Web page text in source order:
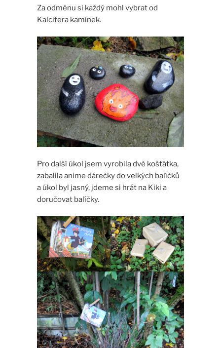
Za odměnu si každý mohl vybrat od
Kalcifera kamínek.
Pro další úkol jsem vyrobila dvě košťátka,
zabalila anime dárečky do velkých balíčků
a úkol byl jasný, jdeme si hrát na Kiki a
doručovat balíčky.